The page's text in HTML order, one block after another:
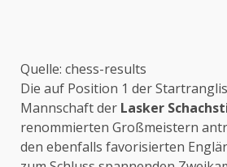
Quelle: chess-results
Die auf Position 1 der
Mannschaft der Lasker
renommierten Großmeistern
den ebenfalls favorisierten